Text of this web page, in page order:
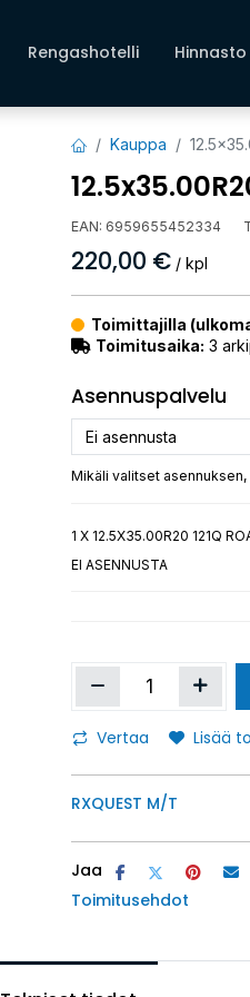
Rengashotelli Hinnasto
Kauppa
EAN: 6959655452334
220,00 € / kpl
Toimittajilla
Toimitusaika: 3
Asennuspalvelu
Mikäli valitset
1 X 12.5X35.00R20 121Q
EI ASENNUSTA
Vertaa Lisää
RXQUEST M/T
Jaa
Toimitusehdot